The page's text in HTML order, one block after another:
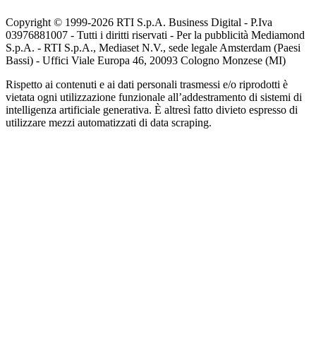
Copyright © 1999-2026 RTI S.p.A. Business Digital - P.Iva
03976881007 - Tutti i diritti riservati - Per la pubblicità Mediamond
S.p.A. - RTI S.p.A., Mediaset N.V., sede legale Amsterdam (Paesi
Bassi) - Uffici Viale Europa 46, 20093 Cologno Monzese (MI)
Rispetto ai contenuti e ai dati personali trasmessi e/o riprodotti è
vietata ogni utilizzazione funzionale all’addestramento di sistemi di
intelligenza artificiale generativa. È altresì fatto divieto espresso di
utilizzare mezzi automatizzati di data scraping.